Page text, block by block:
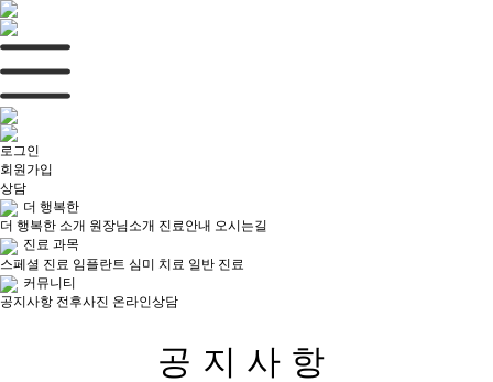
로그인
회원가입
상담
더 행복한
더 행복한 소개 원장님소개 진료안내 오시는길
진료 과목
스페셜 진료 임플란트 심미 치료 일반 진료
커뮤니티
공지사항 전후사진 온라인상담
공지사항